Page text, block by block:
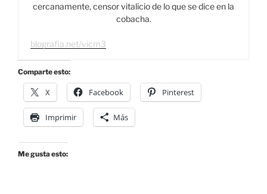
cercanamente, censor vitalicio de lo que se dice en la
cobacha.
blografia.net/vicm3
Comparte esto:
X Facebook Pinterest
Imprimir Más
Me gusta esto: